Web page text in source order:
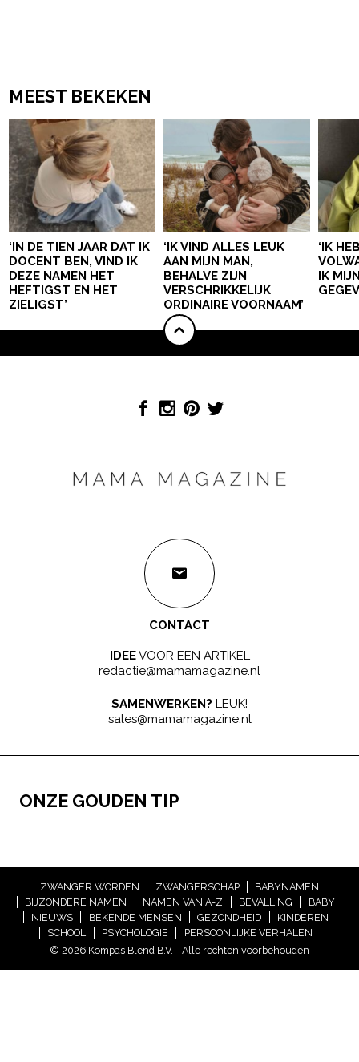
MEEST BEKEKEN
‘IN DE TIEN JAAR DAT IK
DOCENT BEN, VIND IK
DEZE NAMEN HET
HEFTIGST EN HET
ZIELIGST’
‘IK VIND ALLES LEUK
AAN MIJN MAN,
BEHALVE ZIJN
VERSCHRIKKELIJK
ORDINAIRE VOORNAAM’
‘IK
IK
CONTACT
IDEEVOOR EEN ARTIKEL
redactie@mamamagazine.nl
SAMENWERKEN? LEUK!
sales@mamamagazine.nl
ONZE GOUDEN TIP
ZWANGER WORDEN ZWANGERSCHAP
BABYNAMEN
BIJZONDERE NAMEN
NAMEN VAN A-Z BEVALLING
BABY
NIEUWS
BEKENDE MENSEN GEZONDHEID
KINDEREN
SCHOOL
PSYCHOLOGIE
PERSOONLIJKE VERHALEN
© 2026 Kompas Blend B.V. - Alle rechten voorbehouden